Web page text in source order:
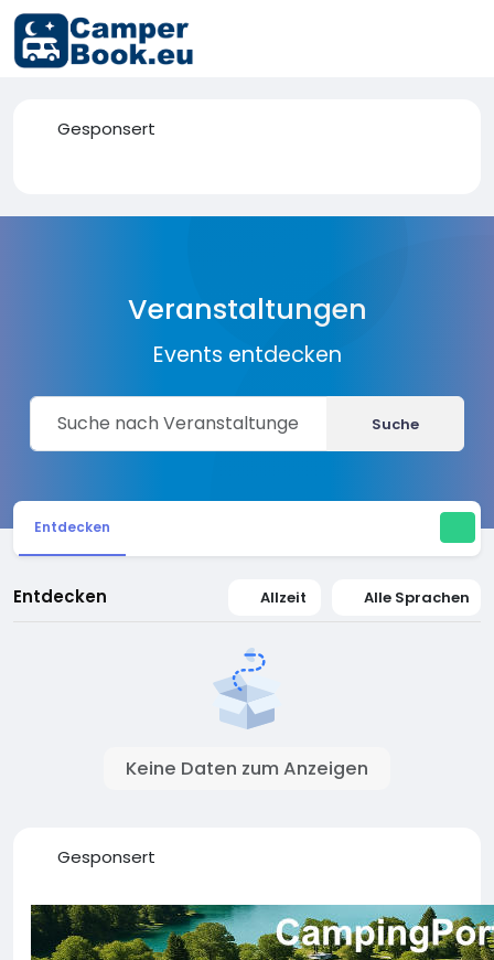
Gesponsert
Veranstaltungen
Events entdecken
Suche
Entdecken
Entdecken Allzeit Alle Sprachen
Keine Daten zum Anzeigen
Gesponsert